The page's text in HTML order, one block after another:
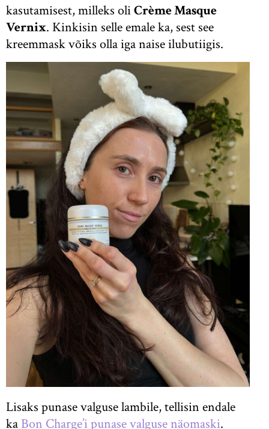
kasutamisest, milleks oliCrème Masque
Vernix. Kinkisin selle emale ka, sest see
kreemmask võiks olla iga naise ilubutiigis.
Lisaks punase valguse lambile, tellisin endale
ka Bon Charge’i punase valguse näomaski.